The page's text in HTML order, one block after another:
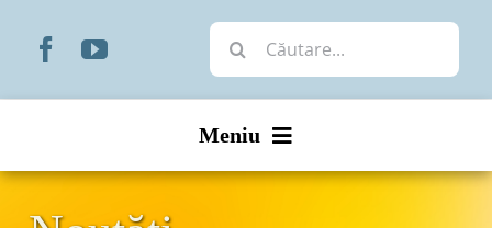
Cautare...
Meniu